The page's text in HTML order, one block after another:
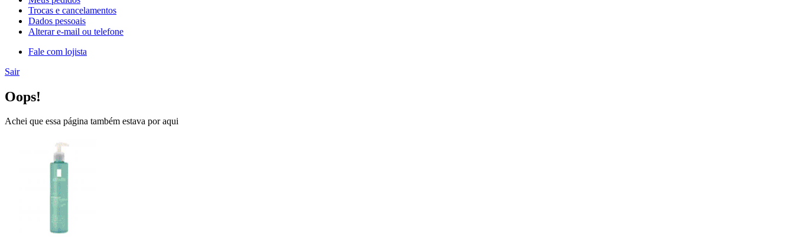
Trocas e cancelamentos
Dados pessoais
Alterar e-mail ou telefone
Fale com lojista
Sair
Oops!
Achei que essa página também estava por aqui